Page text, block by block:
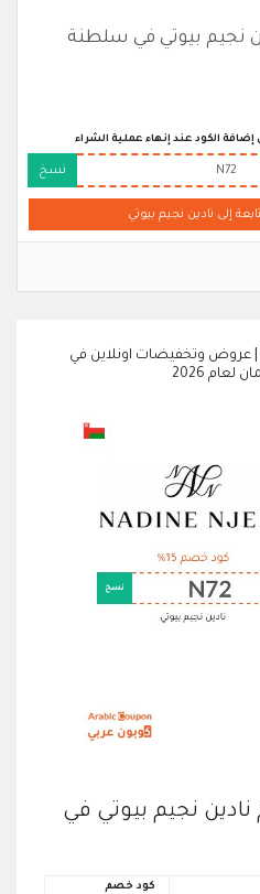
نجيم بيوتي في سلطنة
إضافة الكود عند إنهاء عملية الشراء
N72 نسخ
إلى نادين نجيم بيوتي
| عروض وتخفيضات اونلاين في
2026
نجيم بيوتي في
كود خصم